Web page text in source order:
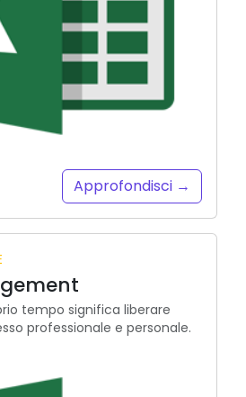
Approfondisci →
tempo significa liberare
professionale e personale.